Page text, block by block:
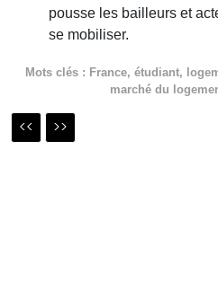
pousse les bailleurs et
se mobiliser.
Mots clés : France, étudiant,
marché du
<< >>